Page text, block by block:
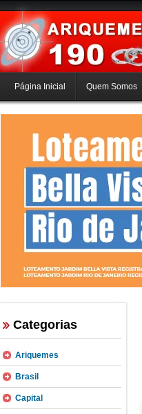
Página Inicial Quem Somos
Categorias
Ariquemes
Brasil
Capital